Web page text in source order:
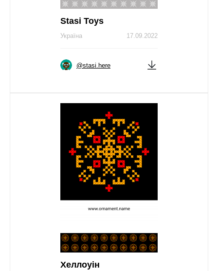
Stasi Toys
17.09.2022
Україна
@stasi.here
Хеллоуін